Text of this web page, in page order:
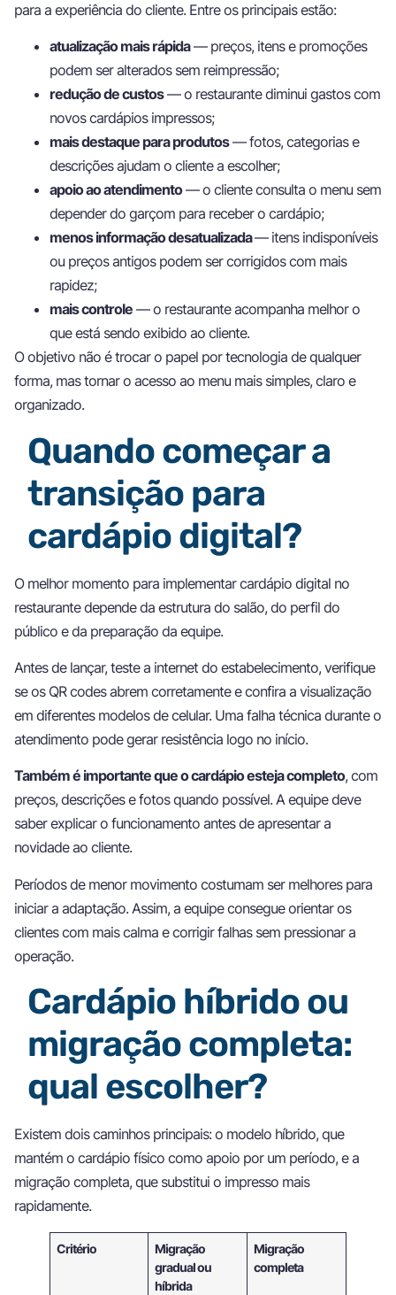
para a experiência do cliente. Entre os principais estão:
atualização mais rápida— preços, itens e promoções
podem ser alterados sem reimpressão;
redução de custos— o restaurante diminui gastos com
novos cardápios impressos;
mais destaque para produtos— fotos, categorias e
descrições ajudam o cliente a escolher;
apoio ao atendimento— o cliente consulta o menu sem
depender do garçom para receber o cardápio;
menos informação desatualizada— itens indisponíveis
ou preços antigos podem ser corrigidos com mais
rapidez;
mais controle — o restaurante acompanha melhor o
que está sendo exibido ao cliente.
O objetivo não é trocar o papel por tecnologia de qualquer
forma, mas tornar o acesso ao menu mais simples, claro e
organizado.
Quando começar a
transição para
cardápio digital?
O melhor momento para implementar cardápio digital no
restaurante depende da estrutura do salão, do perfil do
público e da preparação da equipe.
Antes de lançar, teste a internet do estabelecimento, verifique
se os QR codes abrem corretamente e confira a visualização
em diferentes modelos de celular. Uma falha técnica durante o
atendimento pode gerar resistência logo no início.
Também é importante que o cardápio esteja completo, com
preços, descrições e fotos quando possível. A equipe deve
saber explicar o funcionamento antes de apresentar a
novidade ao cliente.
Períodos de menor movimento costumam ser melhores para
iniciar a adaptação. Assim, a equipe consegue orientar os
clientes com mais calma e corrigir falhas sem pressionar a
operação.
Cardápio híbrido ou
migração completa:
qual escolher?
Existem dois caminhos principais: o modelo híbrido, que
mantém o cardápio físico como apoio por um período, e a
migração completa, que substitui o impresso mais
rapidamente.
Critério
Migração
gradual ou
híbrida
Migração
completa